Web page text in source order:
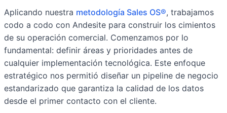
Aplicando nuestra metodología Sales OS®, trabajamos
codo a codo con Andesite para construir los cimientos
de su operación comercial. Comenzamos por lo
fundamental: definir áreas y prioridades antes de
cualquier implementación tecnológica. Este enfoque
estratégico nos permitió diseñar un pipeline de negocio
estandarizado que garantiza la calidad de los datos
desde el primer contacto con el cliente.